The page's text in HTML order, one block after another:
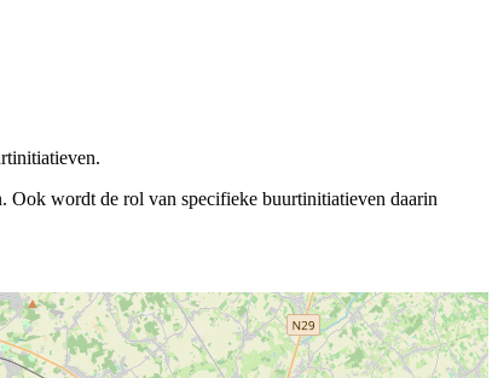
Ook wordt de rol van specifieke buurtinitiatieven daarin